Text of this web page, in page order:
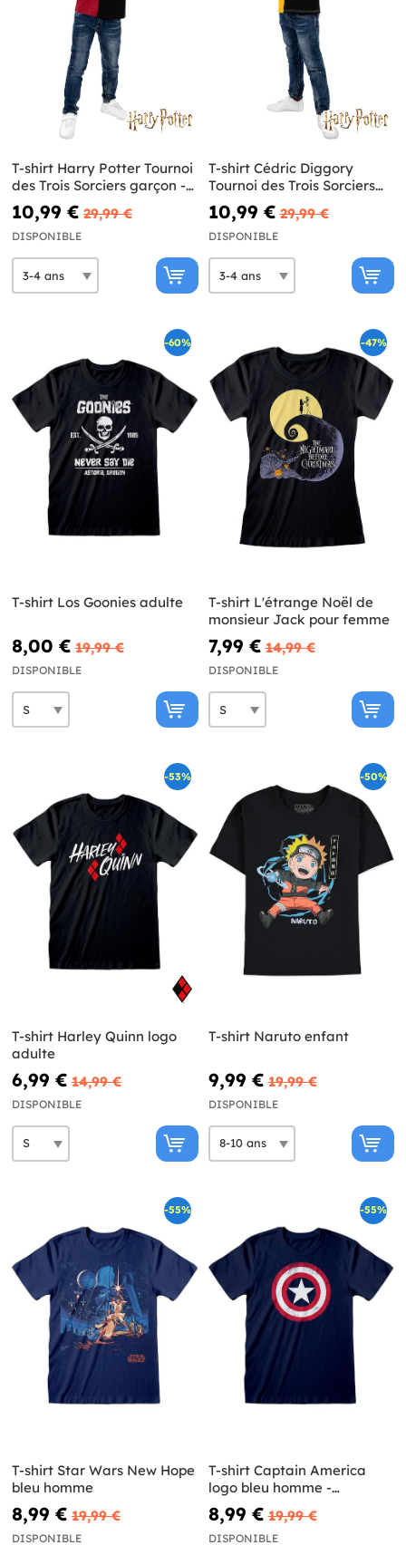
T-shirt Harry Potter Tournoi
des Trois Sorciers garçon -
Harry Potter
10,99 € 29,99 €
DISPONIBLE
T-shirt Cédric Diggory
Tournoi des Trois Sorciers
garçon - Harry Potter
10,99 € 29,99 €
DISPONIBLE
-60%
T-shirt Los Goonies adulte
8,00 € 19,99 €
DISPONIBLE
-47%
T-shirt L'étrange Noël de
monsieur Jack pour femme
7,99 € 14,99 €
DISPONIBLE
-53%
T-shirt Harley Quinn logo
adulte
6,99 € 14,99 €
DISPONIBLE
-50%
T-shirt Naruto enfant
9,99 € 19,99 €
DISPONIBLE
-55%
T-shirt Star Wars New Hope
bleu homme
8,99 € 19,99 €
DISPONIBLE
-55%
T-shirt Captain America
logo bleu homme -
Avengers
8,99 € 19,99 €
DISPONIBLE